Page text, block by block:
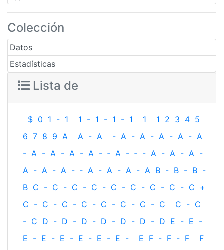
Colección
Datos
Estadísticas
Lista de
$ 0 1 - 1 1 - 1 - 1 - 1 1 1 2 3 4 5
6 7 8 9 A A - A - A - A - A - A - A
- A - A - A - A - ‐ A - ‐ - A - A - A -
A - A - A - ‐ A - A - A - A B - B - B -
B C - C - C - C - C - C - C - C - C +
C - C - C - C - C - C - C - C C - C
- C D - D - D - D - D - D - D E - E -
E - E - E - E - E - E - E F - F - F
F